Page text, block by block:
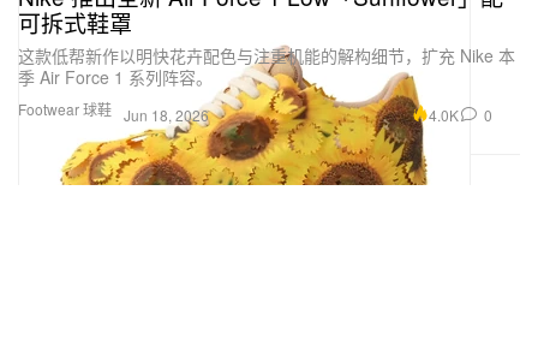
Footwear 球鞋
可拆式鞋罩
这款低帮新作以明快花卉配色与注重机能的解构细节，扩充 Nike 本
季 Air Force 1 系列阵容。
Jun 18, 2026 4.0K 0